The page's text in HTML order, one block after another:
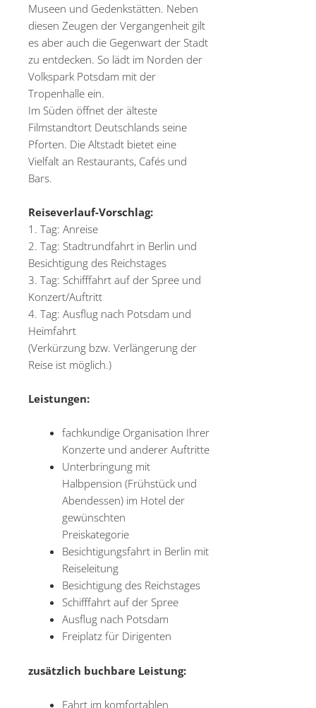
Museen und Gedenkstätten. Neben
diesen Zeugen der Vergangenheit gilt
es aber auch die Gegenwart der Stadt
zu entdecken. So lädt im Norden der
Volkspark Potsdam mit der
Tropenhalle ein.
Im Süden öffnet der älteste
Filmstandtort Deutschlands seine
Pforten. Die Altstadt bietet eine
Vielfalt an Restaurants, Cafés und
Bars.
Reiseverlauf-Vorschlag:
1. Tag: Anreise
2. Tag: Stadtrundfahrt in Berlin und
Besichtigung des Reichstages
3. Tag: Schifffahrt auf der Spree und
Konzert/Auftritt
4. Tag: Ausflug nach Potsdam und
Heimfahrt
(Verkürzung bzw. Verlängerung der
Reise ist möglich.)
Leistungen:
fachkundige Organisation Ihrer
Konzerte und anderer Auftritte
Unterbringung mit
Halbpension (Frühstück und
Abendessen) im Hotel der
gewünschten
Preiskategorie
Besichtigungsfahrt in Berlin mit
Reiseleitung
Besichtigung des Reichstages
Schifffahrt auf der Spree
Ausflug nach Potsdam
Freiplatz für Dirigenten
zusätzlich buchbare Leistung:
Fahrt im komfortablen